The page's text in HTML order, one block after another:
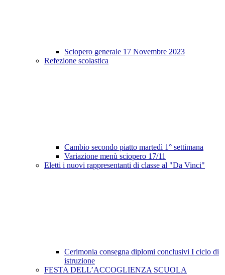
Sciopero generale 17 Novembre 2023
Refezione scolastica
Cambio secondo piatto martedì 1° settimana
Variazione menù sciopero 17/11
Eletti i nuovi rappresentanti di classe al "Da Vinci"
Cerimonia consegna diplomi conclusivi I ciclo di
istruzione
FESTA DELL’ACCOGLIENZA SCUOLA